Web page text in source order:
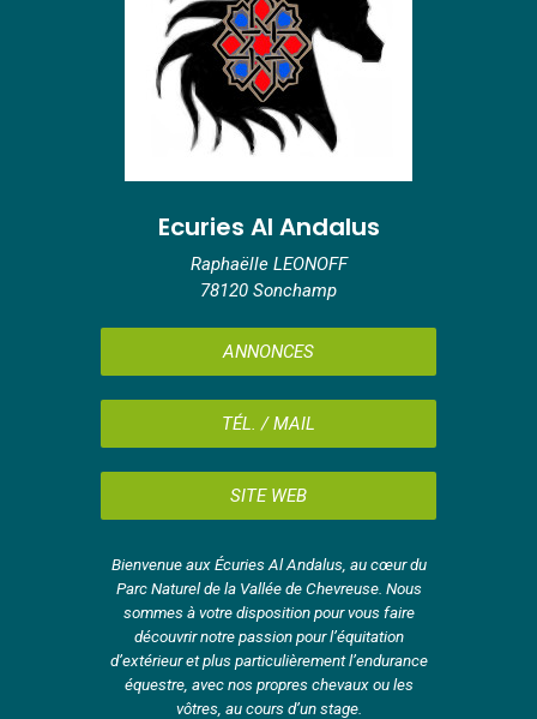
Ecuries Al Andalus
Raphaëlle LEONOFF
78120 Sonchamp
ANNONCES
TÉL. / MAIL
SITE WEB
Bienvenue aux Écuries Al Andalus, au cœur du
Parc Naturel de la Vallée de Chevreuse. Nous
sommes à votre disposition pour vous faire
découvrir notre passion pour l’équitation
d’extérieur et plus particulièrement l’endurance
équestre, avec nos propres chevaux ou les
vôtres, au cours d’un stage.